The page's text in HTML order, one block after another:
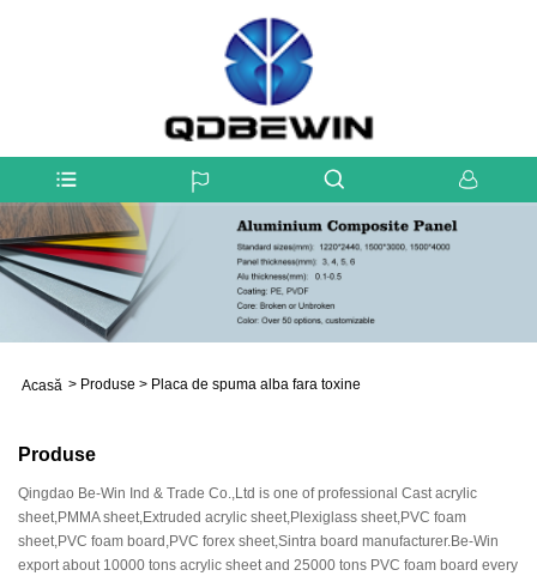
Acasă > Produse > Placa de spuma alba fara toxine
Produse
Qingdao Be-Win Ind & Trade Co.,Ltd is one of professional Cast acrylic
sheet,PMMA sheet,Extruded acrylic sheet,Plexiglass sheet,PVC foam
sheet,PVC foam board,PVC forex sheet,Sintra board manufacturer.Be-Win
export about 10000 tons acrylic sheet and 25000 tons PVC foam board every